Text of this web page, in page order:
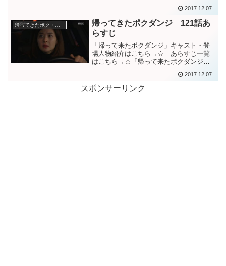
疑のソジンの裁判が始まる。裁判ではミ
ンギュとの間に子供が居ることや、次々
にソジンの悪事が明らかに...
2017.12.07
帰ってきたポク・ダンジ（棘と蜜）
帰ってきたポクダンジ 121話あ
らすじ
「帰って来たポクダンジ」キャスト・登
場人物紹介はこちら→☆ あらすじ一覧
はこちら→☆「帰って来たボクダンジ」
やって来たダンジに驚くソジン。そこに
あった材木が崩れ、ソンヒョンを庇って
代わりに木材の下敷きにな...
2017.12.07
スポンサーリンク